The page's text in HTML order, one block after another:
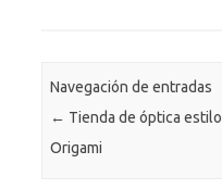
Navegación de entradas
← Tienda de óptica estilo
Origami